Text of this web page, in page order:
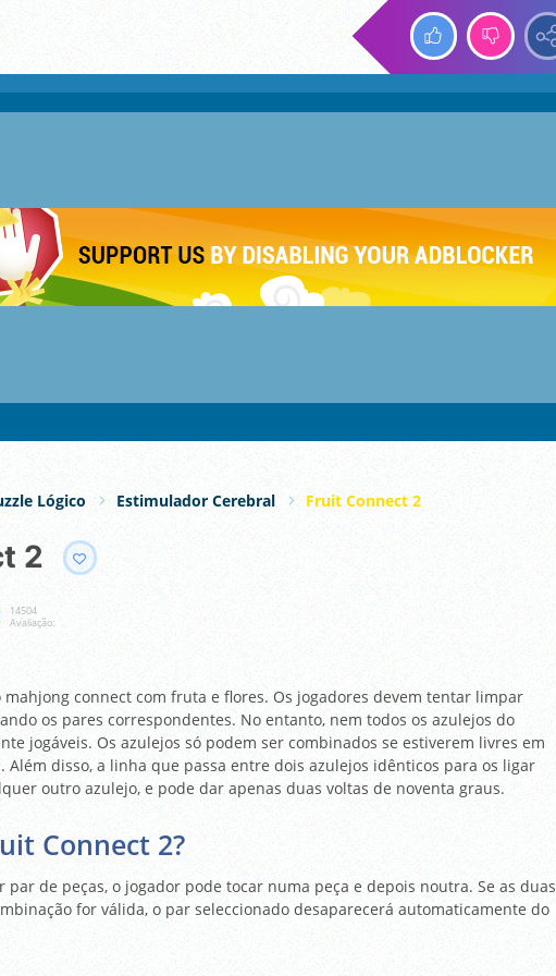
Lógico Estimulador Cerebral Fruit Connect 2
2
14504
Avaliação:
mahjong connect com fruta e flores. Os jogadores devem tentar limpar
os pares correspondentes. No entanto, nem todos os azulejos do
jogáveis. Os azulejos só podem ser combinados se estiverem livres em
Além disso, a linha que passa entre dois azulejos idênticos para os ligar
outro azulejo, e pode dar apenas duas voltas de noventa graus.
Connect 2?
par de peças, o jogador pode tocar numa peça e depois noutra. Se as duas
for válida, o par seleccionado desaparecerá automaticamente do